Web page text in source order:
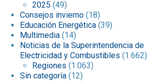
2025 (49)
Consejos invierno (18)
Educación Energética (39)
Multimedia (14)
Noticias de la Superintendencia de
Electricidad y Combustibles (1.662)
Regiones (1.063)
Sin categoría (12)